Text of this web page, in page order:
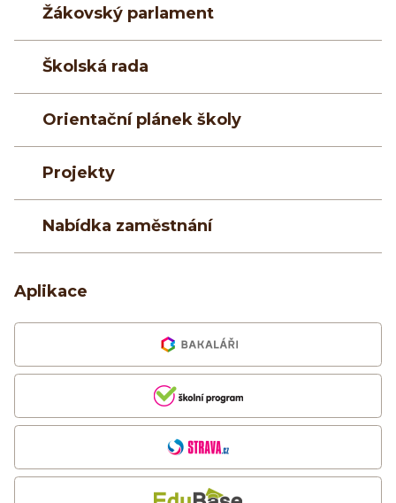
Žákovský parlament
Školská rada
Orientační plánek školy
Projekty
Nabídka zaměstnání
Aplikace